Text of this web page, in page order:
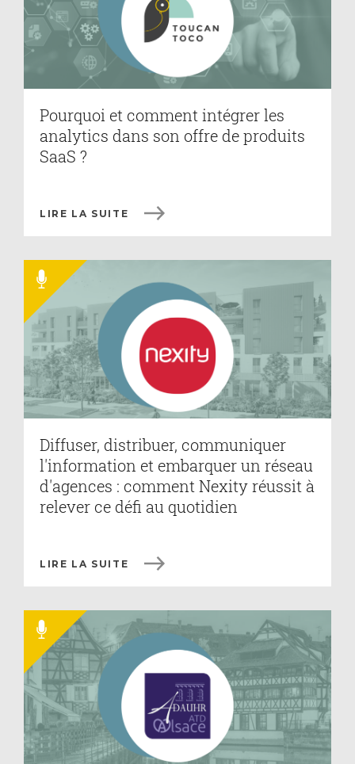
Pourquoi et comment intégrer les
analytics dans son offre de produits
SaaS ?
LIRE LA SUITE
Diffuser, distribuer, communiquer
l'information et embarquer un réseau
d'agences : comment Nexity réussit à
relever ce défi au quotidien
LIRE LA SUITE